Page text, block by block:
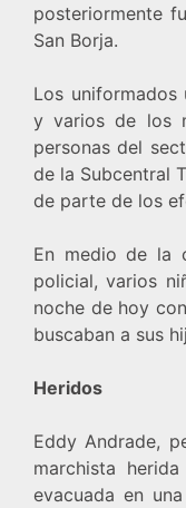
posteriormente
San Borja.
Los uniformados
y varios de los
personas del
de la Subcentral
de parte de los
En medio de la
policial, varios
noche de hoy
buscaban a sus
Heridos
Eddy Andrade,
marchista
evacuada en